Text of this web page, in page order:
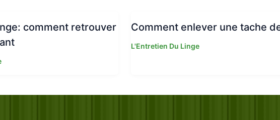
comment retrouver
Comment enlever une tache
L'Entretien Du Linge